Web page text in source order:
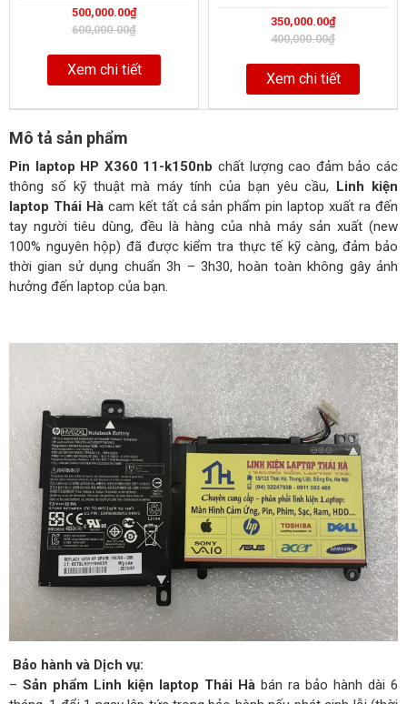
0
out
of
600,000.00₫
500,000.00₫
Xem chi tiết
0
out
of
400,000.00₫
350,000.00₫
Xem chi tiết
Mô tả sản phẩm
Pin laptop HP X360 11-k150nb chất lượng cao đảm bảo các
thông số kỹ thuật mà máy tính của bạn yêu cầu, Linh kiện
laptop Thái Hàcam kết tất cả sản phẩm pin laptop xuất ra đến
tay người tiêu dùng, đều là hàng của nhà máy sản xuất (new
100% nguyên hộp) đã được kiểm tra thực tế kỹ càng, đảm bảo
thời gian sử dụng chuẩn 3h – 3h30, hoàn toàn không gây ảnh
hưởng đến laptop của bạn.
Bảo hành và Dịch vụ:
– Sản phẩm Linh kiện laptop Thái Hà bán ra bảo hành dài 6